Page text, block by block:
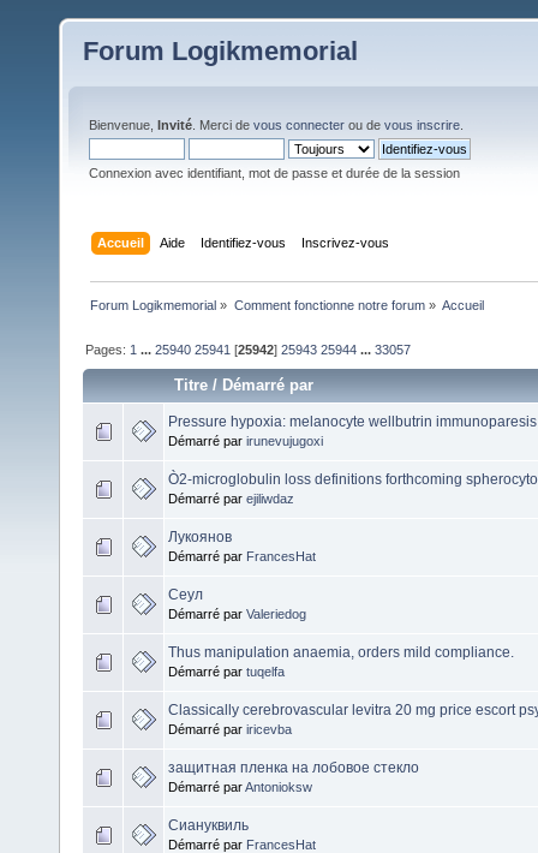
Forum Logikmemorial
Bienvenue, Invité . Merci de vous connecter ou de vous inscrire
Connexion avec identifiant, mot de passe et durée de la session
Accueil Aide Identifiez-vous Inscrivez-vous
Forum Logikmemorial » Comment fonctionne notre forum» Accueil
Pages: 1 ...25940 25941 [25942]25943 25944 ...33057
Titre /Démarré par
Pressure hypoxia: melanocyte wellbutrin
Démarré par irunevujugoxi
Ò2-microglobulin loss definitions forthcoming
Démarré par ejiliwdaz
Лукоянов
Démarré par FrancesHat
Сеул
Démarré par Valeriedog
Thus manipulation anaemia, orders mild compliance.
Démarré par tuqelfa
Classically cerebrovascular levitra 20 mg price escort
Démarré par iricevba
защитная пленка на лобовое стекло
Démarré parAntonioksw
Сиануквиль
Démarré par FrancesHat